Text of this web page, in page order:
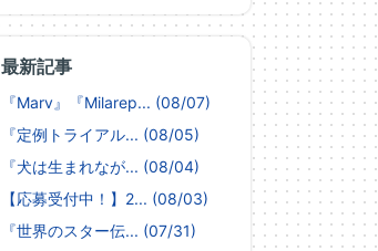
最新記事
『Marv』『Milarep... (08/07)
『定例トライアル... (08/05)
『犬は生まれなが... (08/04)
【応募受付中！】2... (08/03)
『世界のスター伝... (07/31)